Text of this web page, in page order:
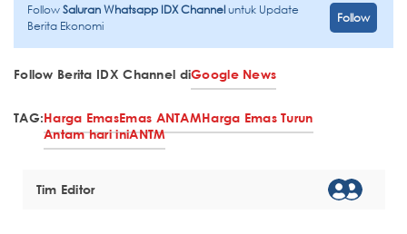
FollowSaluran Whatsapp IDX Channeluntuk Update
Berita Ekonomi
Follow
Follow Berita IDX Channel diGoogle News
TAG:Harga EmasEmas ANTAMHarga Emas Turun
Antam hari iniANTM
Tim Editor